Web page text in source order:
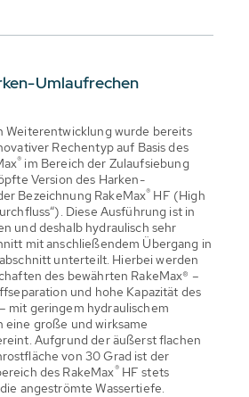
Umlaufrechen
Weiterentwicklung wurde bereits
Rechentyp auf Basis des
® im Bereich der Zulaufsiebung
Version des Harken-
Bezeichnung RakeMax® HF (High
Diese Ausführung ist in
und deshalb hydraulisch sehr
mit anschließendem Übergang in
unterteilt. Hierbei werden
des bewährten RakeMax® –
und hohe Kapazität des
mit geringem hydraulischem
eine große und wirksame
Aufgrund der äußerst flachen
von 30 Grad ist der
des RakeMax®HF stets
angeströmte Wassertiefe.